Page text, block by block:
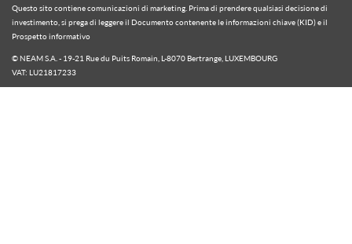
Questo sito contiene comunicazioni di marketing. Prima di prendere qualsiasi decisione di
investimento, si prega di leggere il Documento contenente le informazioni chiave (KID) e il
Prospetto informativo
© NEAM S.A. - 19-21 Rue du Puits Romain, L-8070 Bertrange, LUXEMBOURG
VAT: LU21817233